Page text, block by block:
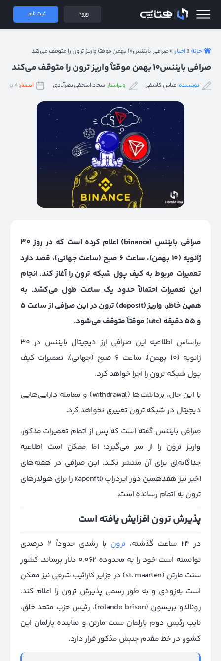
همتاپی ورود ثبت نام
خانه »اخبار»صرافی بایننس۱۰ بهمن موقتاً واریز ترون را متوقف می‌کند
صرافی بایننس۱۰ بهمن موقتاً واریز ترون را متوقف می‌کند
نویسنده:عباس کاشفی ویراستار:سجاد اسحقی نصرآبادی انتشار:۸ بهمن ۱۴۰۱
صرافی بایننس (binance) اعلام کرده است که در روز ۳۰
ژانویه (۱۰ بهمن)، ساعت ۶ صبح (ساعت جهانی)، قصد دارد
تعمیرات مربوط به کیف پول شبکه ترون را آغاز کند. انجام
این تعمیرات احتمالاً حدود یک ساعت طول می‌کشد. به
همین خاطر، واریز (deposit) ترو‌ن در این صرافی از ساعت ۵
و ۵۵ دقیقه (utc) موقتاً متوقف می‌شود.
براساس اطلاعیه این صرافی ارز دیجیتال بایننس در ۳۰
ژانویه (۱۰ بهمن)، ساعت ۶ صبح (جهانی)، تعمیرات کیف
پول شبکه ترون را اجرا خواهد کرد.
با این حال، برداشت‌ها (withdrawal) و معامله دارایی‌هایی
دیجیتال در شبکه ترو‌ن تغییری نخواهد کرد.
صرافی بایننس گفته است که پس از اتمام تعمیرات مذکور،
واریز ترون را از سر می‌گیرد؛ اما ممکن است اطلاعیه
جداگانه‌ای برای آن منتشر نکند. این صرافی در هفته‌های
اخیر نیز هفدهمین دور ایردراپ «apenft» را برای هولدرهای
ترو‌ن به اتمام رسانده است.
پذیرش ترو‌ن افزایش یافته است
در ۲۴ ساعت گذشته، ترون
با رشدی حدوداً ۲ درصدی
توانسته است خود را به محدوده 0.062 دلار برساند. کشور
سنت مارتن (st. maarten) در جزایر کارائیب شرقی نیز ممکن
است به‌زودی و به طور رسمی پذیرش ترو‌ن را اعلام کند.
رونالدو بریسون (rolando brison)، رئیس حزب متحد خلق،
نایب رئیس دوم پارلمان سنت مارتن و نماینده پارلمان این
کشور، در خط مقدم جنبش مذکور قرار دارد.